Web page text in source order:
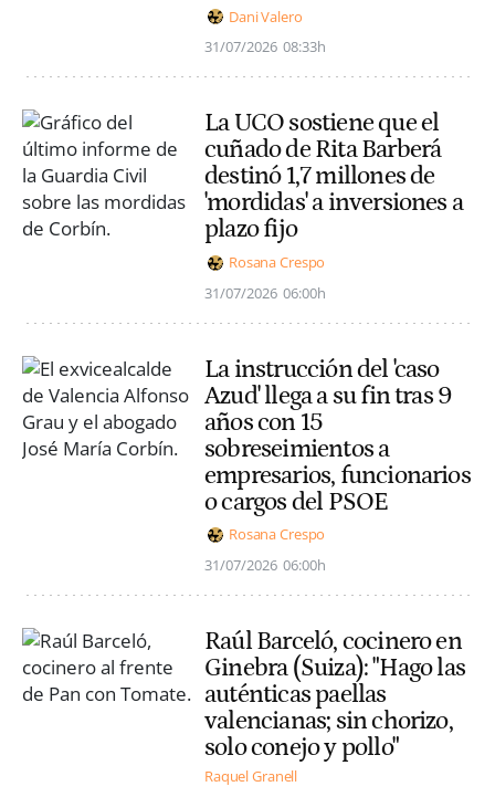
Dani Valero
31/07/2026 08:33h
La UCO sostiene que el
cuñado de Rita Barberá
destinó 1,7 millones de
'mordidas' a inversiones a
plazo fijo
Rosana Crespo
31/07/2026 06:00h
La instrucción del 'caso
Azud' llega a su fin tras 9
años con 15
sobreseimientos a
empresarios, funcionarios
o cargos del PSOE
Rosana Crespo
31/07/2026 06:00h
Raúl Barceló, cocinero en
Ginebra (Suiza): "Hago las
auténticas paellas
valencianas; sin chorizo,
solo conejo y pollo"
Raquel Granell